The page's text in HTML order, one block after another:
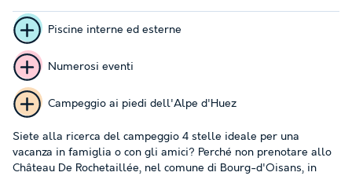
Piscine interne ed esterne
Numerosi eventi
Campeggio ai piedi dell'Alpe d'Huez
Siete alla ricerca del campeggio 4 stelle ideale per una
vacanza in famiglia o con gli amici? Perché non prenotare allo
Château De Rochetaillée, nel comune di Bourg-d'Oisans, in